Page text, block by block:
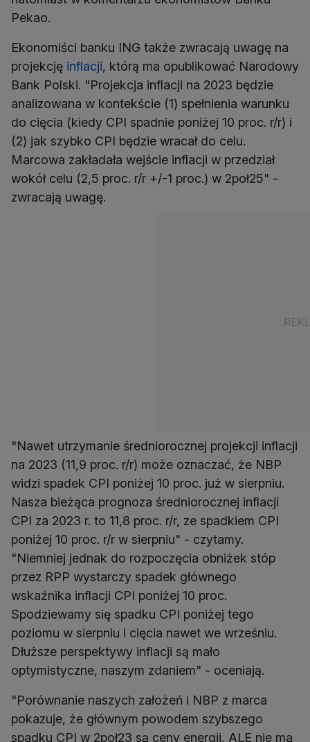
Pekao.
Ekonomiści banku ING także zwracają uwagę na
projekcję inflacji, którą ma opublikować Narodowy
Bank Polski. "Projekcja inflacji na 2023 będzie
analizowana w kontekście (1) spełnienia warunku
do cięcia (kiedy CPI spadnie poniżej 10 proc. r/r) i
(2) jak szybko CPI będzie wracał do celu.
Marcowa zakładała wejście inflacji w przedział
wokół celu (2,5 proc. r/r +/-1 proc.) w 2poł25" -
zwracają uwagę.
"Nawet utrzymanie średniorocznej projekcji inflacji
na 2023 (11,9 proc. r/r) może oznaczać, że NBP
widzi spadek CPI poniżej 10 proc. już w sierpniu.
Nasza bieżąca prognoza średniorocznej inflacji
CPI za 2023 r. to 11,8 proc. r/r, ze spadkiem CPI
poniżej 10 proc. r/r w sierpniu" - czytamy.
"Niemniej jednak do rozpoczęcia obniżek stóp
przez RPP wystarczy spadek głównego
wskaźnika inflacji CPI poniżej 10 proc.
Spodziewamy się spadku CPI poniżej tego
poziomu w sierpniu i cięcia nawet we wrześniu.
Dłuższe perspektywy inflacji są mało
optymistyczne, naszym zdaniem" - oceniają.
"Porównanie naszych założeń i NBP z marca
pokazuje, że głównym powodem szybszego
spadku CPI w 2poł23 są ceny energii, ALE nie ma